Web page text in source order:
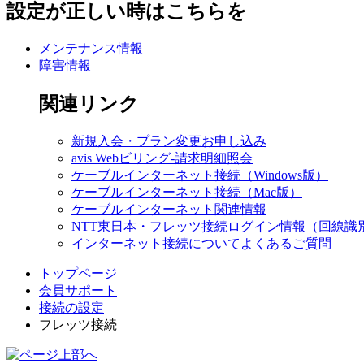
設定が正しい時はこちらを
メンテナンス情報
障害情報
関連リンク
新規入会・プラン変更お申し込み
avis Webビリング-請求明細照会
ケーブルインターネット接続（Windows版）
ケーブルインターネット接続（Mac版）
ケーブルインターネット関連情報
NTT東日本・フレッツ接続ログイン情報（回線識
インターネット接続についてよくあるご質問
トップページ
会員サポート
接続の設定
フレッツ接続